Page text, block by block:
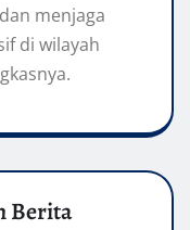
menjaga
di wilayah
Berita